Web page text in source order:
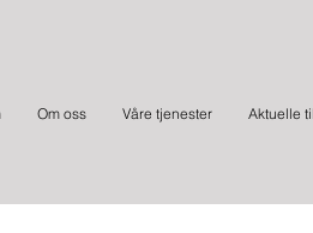
Om oss Våre tjenester Aktuelle